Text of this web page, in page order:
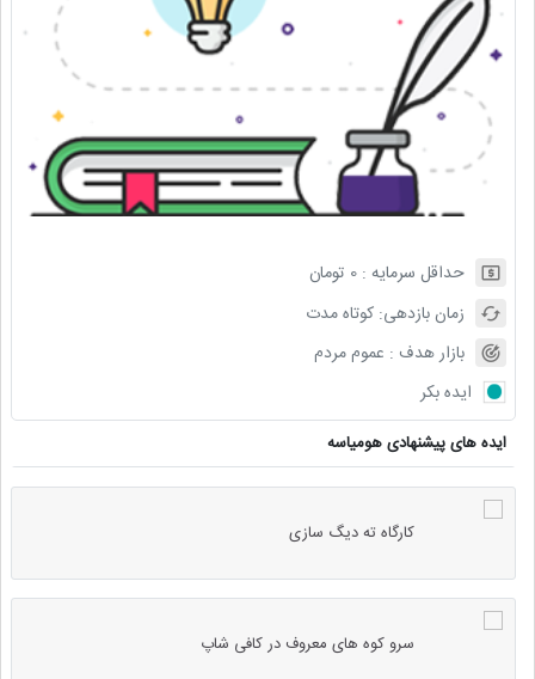
حداقل سرمایه :0 تومان
زمان بازدهی:کوتاه مدت
بازار هدف : عموم مردم
ایده بکر
ایده های پیشنهادی هومیاسه
کارگاه ته دیگ سازی
سرو کوه های معروف در کافی شاپ